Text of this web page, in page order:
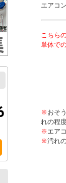
エアコ
こちら
単体で
※ おそ
れの程
※ エア
※汚れ